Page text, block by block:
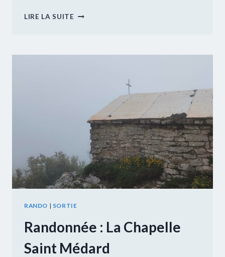
LIRE LA SUITE RANDONNÉE
RANDO | SORTIE
Randonnée : La Chapelle
Saint Médard